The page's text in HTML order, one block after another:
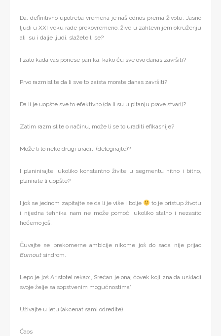
Da, definitivno upotreba vremena je naš odnos prema životu. Jasno
ljudi u XXI veku rade prekovremeno, žive u zahtevnijem okruženju
ali su i dalje ljudi, slažete li se?
I zato kada vas ponese panika, kako ću sve ovo danas završiti?
Prvo razmislite da li sve to zaista morate danas završiti?
Da li je uopšte sve to efektivno (da li su u pitanju prave stvari)?
Zatim razmislite o načinu, može li se to uraditi efikasnije?
Može li to neko drugi uraditi (delegirajte)?
I planinirajte, ukoliko konstantno živite u segmentu hitno i bitno,
planirate li uopšte?
I još se jednom zapitajte se da li je više i bolje
to je pristup životu
i nijedna tehnika nam ne može pomoći ukoliko stalno i nezasito
hoćemo još.
Čuvajte se prekomerne ambicije nikome još do sada nije prijao
Burnout sindrom.
Lepo je još Aristotel rekao:„ Srećan je onaj čovek koji zna da uskladi
svoje želje sa sopstvenim mogućnostima“.
Uživajte u letu (akcenat sami odredite)
Ćaos